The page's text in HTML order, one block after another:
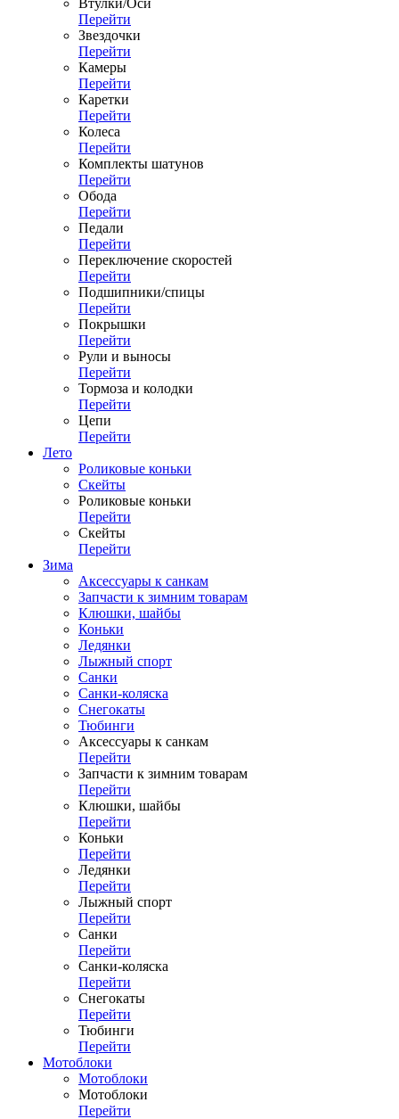
Втулки/Оси
Перейти
Звездочки
Перейти
Камеры
Перейти
Каретки
Перейти
Колеса
Перейти
Комплекты шатунов
Перейти
Обода
Перейти
Педали
Перейти
Переключение скоростей
Перейти
Подшипники/спицы
Перейти
Покрышки
Перейти
Рули и выносы
Перейти
Тормоза и колодки
Перейти
Цепи
Перейти
Лето
Роликовые коньки
Скейты
Роликовые коньки
Перейти
Скейты
Перейти
Зима
Аксессуары к санкам
Запчасти к зимним товарам
Клюшки, шайбы
Коньки
Ледянки
Лыжный спорт
Санки
Санки-коляска
Снегокаты
Тюбинги
Аксессуары к санкам
Перейти
Запчасти к зимним товарам
Перейти
Клюшки, шайбы
Перейти
Коньки
Перейти
Ледянки
Перейти
Лыжный спорт
Перейти
Санки
Перейти
Санки-коляска
Перейти
Снегокаты
Перейти
Тюбинги
Перейти
Мотоблоки
Мотоблоки
Мотоблоки
Перейти